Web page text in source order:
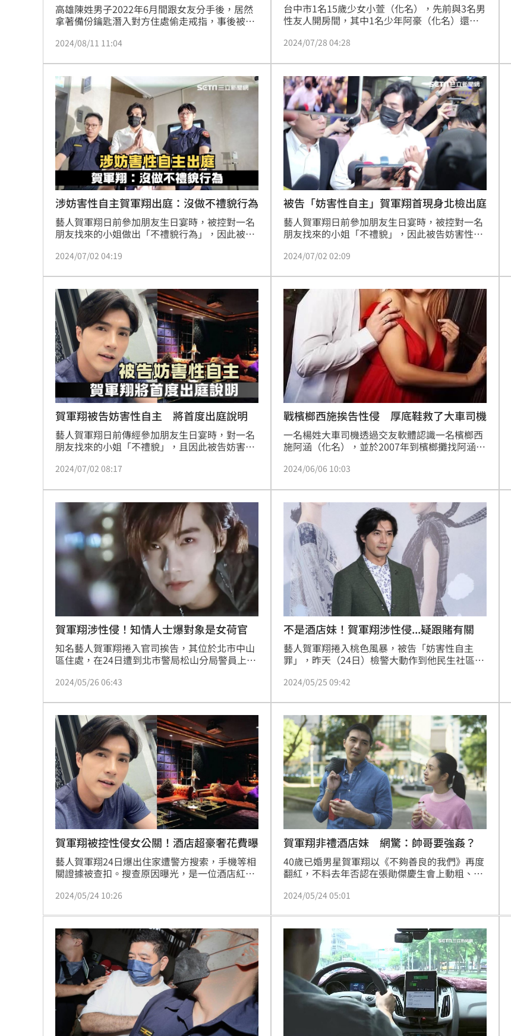
高雄陳姓男子2022年6月間跟女友分手後，居然
拿著備份鑰匙潛入對方住處偷走戒指，事後被對
發現前女友回來，竟拉著對方入內性侵，後來因
盜、強制性交罪判刑2年6個月，全案可上訴。
2024/08/11 11:04
台中市1名15歲少女小萱（化名），先前與3名男
性友人開房間，其中1名少年阿豪（化名）還拍
豪及其母親求償20萬元；台中地院判阿豪及其母
全案仍可上訴。
2024/07/28 04:28
涉妨害性自主賀軍翔出庭：沒做不禮貌行為
藝人賀軍翔日前參加朋友生日宴時，被控對一名
朋友找來的小姐做出「不禮貌行為」，因此被告
機。台北地檢署首次傳喚賀軍翔出庭說明，庭訊
問時，賀軍翔雙手合十，先感謝媒體辛苦，上車
前才強調一句「我沒有做出不禮貌的行為」。
2024/07/02 04:19
被告「妨害性自主」賀軍翔首現身北檢出庭
藝人賀軍翔日前參加朋友生日宴時，被控對一名
朋友找來的小姐「不禮貌」，因此被告妨害性自
署首次傳喚賀軍翔出庭說明。
2024/07/02 02:09
賀軍翔被告妨害性自主 將首度出庭說明
藝人賀軍翔日前傳經參加朋友生日宴時，對一名
朋友找來的小姐「不禮貌」，且因此被告妨害性
解，賀軍翔將首度被傳喚，赴台北地檢署說明。
2024/07/02 08:17
戰檳榔西施挨告性侵 厚底鞋救了大車司機
一名楊姓大車司機透過交友軟體認識一名檳榔西
施阿涵（化名），並於2007年到檳榔攤找阿涵，
男性侵，台南地方法院判處楊男3年刑期，案經
竟是阿涵的「厚底鞋」。可上訴。
2024/06/06 10:03
賀軍翔涉性侵！知情人士爆對象是女荷官
知名藝人賀軍翔捲入官司挨告，其位於北市中山
區住處，在24日遭到北市警局松山分局警員上門
料，賀軍翔是與一名德州撲克場所的女荷官發生
2024/05/26 06:43
不是酒店妹！賀軍翔涉性侵...疑跟賭有關
藝人賀軍翔捲入桃色風暴，被告「妨害性自主
罪」，昨天（24日）檢警大動作到他民生社區住
生，性侵「巴塞隆納」王牌酒店紅牌公關，不過
官，檢警才會擴大搜索他家。
2024/05/25 09:42
賀軍翔被控性侵女公關！酒店超豪奢花費曝
藝人賀軍翔24日爆出住家遭警方搜索，手機等相
關證據被查扣。搜查原因曝光，是一位酒店紅牌
辦中。而賀軍翔透過律師發出聲明「並未與任何
偵查不公開原則。
2024/05/24 10:26
賀軍翔非禮酒店妹 網驚：帥哥要強姦？
40歲已婚男星賀軍翔以《不夠善良的我們》再度
翻紅，不料去年否認在張勛傑慶生會上動粗、舌
加朋友生日宴，對酒店小姐不禮貌，遭提告「妨
住處搜扣手機等證物，賀軍翔好爸爸人設崩壞，
讓粉絲們相當吃驚，登上兩岸網路熱搜。
2024/05/24 05:01